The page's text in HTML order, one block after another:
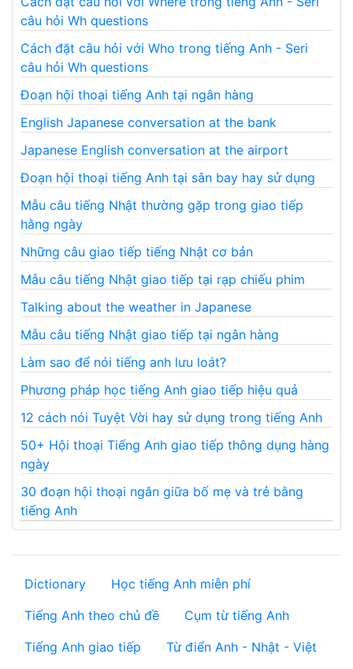
câu hỏi Wh questions
Cách đặt câu hỏi với Who trong tiếng Anh - Seri
câu hỏi Wh questions
Đoạn hội thoại tiếng Anh tại ngân hàng
English Japanese conversation at the bank
Japanese English conversation at the airport
Đoạn hội thoại tiếng Anh tại sân bay hay sử dụng
Mẫu câu tiếng Nhật thường gặp trong giao tiếp
hằng ngày
Những câu giao tiếp tiếng Nhật cơ bản
Mẫu câu tiếng Nhật giao tiếp tại rạp chiếu phim
Talking about the weather in Japanese
Mẫu câu tiếng Nhật giao tiếp tại ngân hàng
Làm sao để nói tiếng anh lưu loát?
Phương pháp học tiếng Anh giao tiếp hiệu quả
12 cách nói Tuyệt Vời hay sử dụng trong tiếng Anh
50+ Hội thoại Tiếng Anh giao tiếp thông dụng hàng
ngày
30 đoạn hội thoại ngắn giữa bố mẹ và trẻ bằng
tiếng Anh
Dictionary
Học tiếng Anh miễn phí
Tiếng Anh theo chủ đề
Cụm từ tiếng Anh
Tiếng Anh giao tiếp
Từ điển Anh - Nhật - Việt